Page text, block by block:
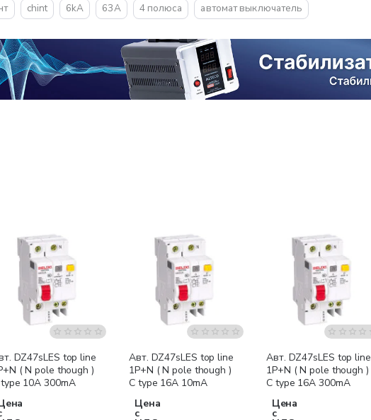
chint 6kA 63A 4 полюса автомат выключатель
DZ47sLES top line
( N pole though )
10A 300mA
Авт. DZ47sLES top line
1P+N ( N pole though )
C type 16A 10mA
Цена
с
Авт. DZ47sLES top line
1P+N ( N pole though )
C type 16A 300mA
Цена
с